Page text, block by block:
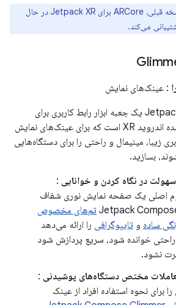
برخلاف نسخه قبلی، ARCore برای Jetpack XR در حال
: عینک‌های نمایش
Jetpack Compose Glimmer یک جعبه ابزار رابط کاربری برای
ساخت تجربیات تقویت‌شده اندروید XR است که برای عینک‌های نمایش
زیبا، مینیمال و راحتی را برای دستگاه‌هایی
بسازید.
در نگاه کردن و خوانایی :
اصلی یک صفحه نمایش نوری شفاف
تم‌های مخصوص
ساده و تایپوگرافی را ارائه می‌دهد
خوانده شود، سریع پردازش شود
نشود.
مختص دستگاه‌های پوشیدنی :
برای نحوه استفاده افراد از عینک